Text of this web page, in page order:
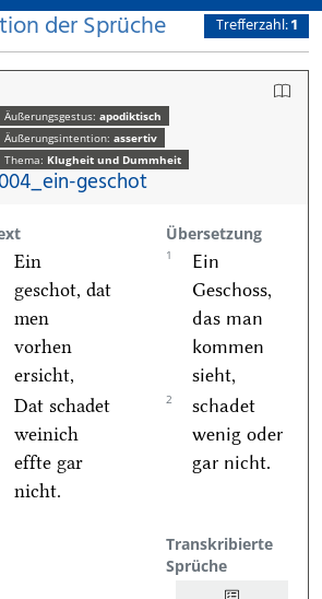
der Sprüche Trefferzahl:1
Äußerungsgestus: apodiktisch
Äußerungsintention: assertiv
Thema: Klugheit und Dummheit
geschot
Übersetzung
Ein
geschot, dat
men
vorhen
ersicht,
1
Ein
Geschoss,
das man
kommen
sieht,
Dat schadet
weinich
effte gar
nicht.
2
schadet
wenig oder
gar nicht.
Transkribierte
Sprüche